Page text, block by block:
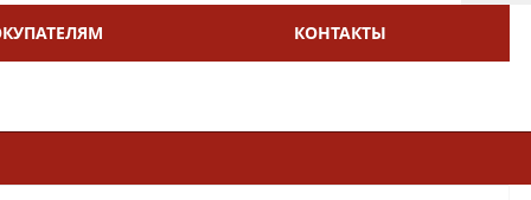
КОНТАКТЫ